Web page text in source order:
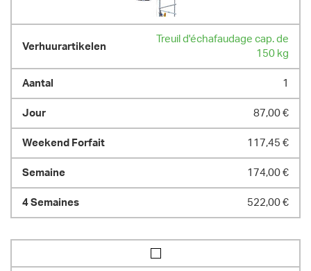
Treuil d'échafaudage cap. de
150 kg
1
87,00 €
117,45 €
174,00 €
522,00 €